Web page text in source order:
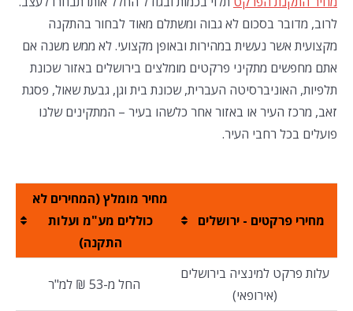
לרוב, מדובר בסכום לא גבוה ומשתלם מאוד לבחור בהתקנה
מקצועית אשר נעשית במהירות ובאופן מקצועי. לא ממש משנה אם
אתם מחפשים מתקיני פרקטים מומלצים בירושלים באזור שכונת
תלפיות, האוניברסיטה העברית, שכונת בית וגן, גבעת שאול, פסגת
זאב, מרכז העיר או באזור אחר כלשהו בעיר – המתקינים שלנו
פועלים בכל רחבי העיר.
מחירי פרקטים - ירושלים
מחיר מומלץ (המחירים לא
כוללים מע"מ ועלות
התקנה)
עלות פרקט למינציה בירושלים
(אירופאי)
החל מ-53 ₪ למ"ר